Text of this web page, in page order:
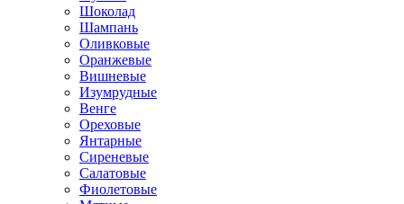
Шоколад
Шампань
Оливковые
Оранжевые
Вишневые
Изумрудные
Венге
Ореховые
Янтарные
Сиреневые
Салатовые
Фиолетовые